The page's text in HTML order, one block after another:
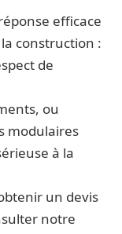
efficace
construction :
de
ou
modulaires
à la
un devis
notre